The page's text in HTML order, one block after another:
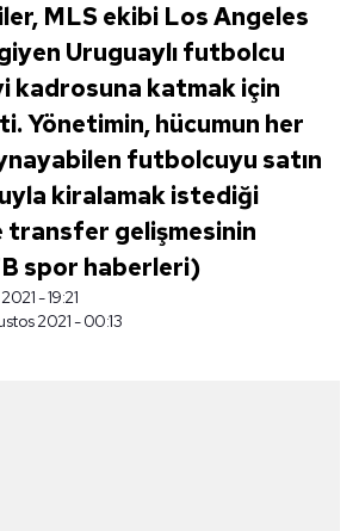
MLS ekibi Los Angeles
Uruguaylı futbolcu
kadrosuna katmak için
Yönetimin, hücumun her
futbolcuyu satın
kiralamak istediği
transfer gelişmesinin
spor haberleri)
- 19:21
2021 - 00:13